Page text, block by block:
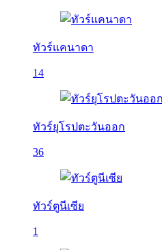
ทัวร์แคนาดา
14
ทัวร์ยุโรปตะวันออก
36
ทัวร์ตูนีเซีย
1